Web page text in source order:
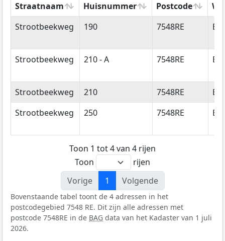
Straatnaam Huisnummer Postcode
Straatnaam
Huisnummer Postcode
Strootbeekweg 190 7548RE
Strootbeekweg 210 - A 7548RE
Strootbeekweg 210 7548RE
Strootbeekweg
250 7548RE
Toon 1 tot 4 van 4 rijen
Toon
rijen
Vorige
1 Volgende
Bovenstaande tabel toont de 4 adressen in het
postcodegebied 7548 RE. Dit zijn alle adressen met
postcode 7548RE in de BAG data van het Kadaster van 1 juli
2026.